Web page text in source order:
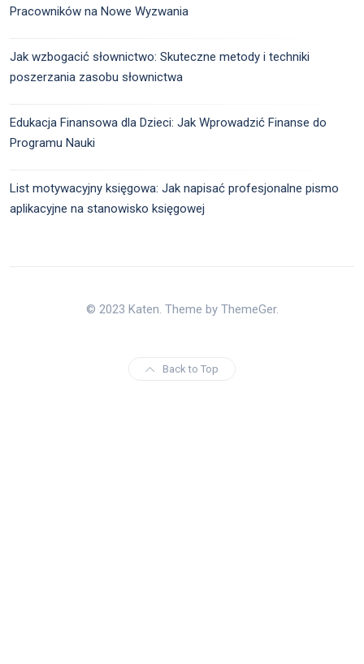
Pracowników na Nowe Wyzwania
Jak wzbogacić słownictwo: Skuteczne metody i techniki
poszerzania zasobu słownictwa
Edukacja Finansowa dla Dzieci: Jak Wprowadzić Finanse do
Programu Nauki
List motywacyjny księgowa: Jak napisać profesjonalne pismo
aplikacyjne na stanowisko księgowej
© 2023 Katen. Theme by ThemeGer.
Back to Top